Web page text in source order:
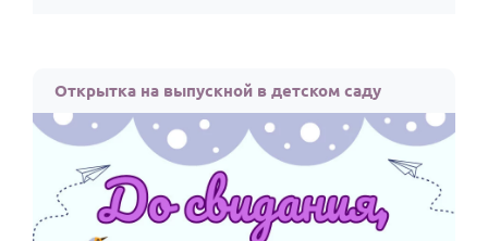
Открытка на выпускной в детском саду